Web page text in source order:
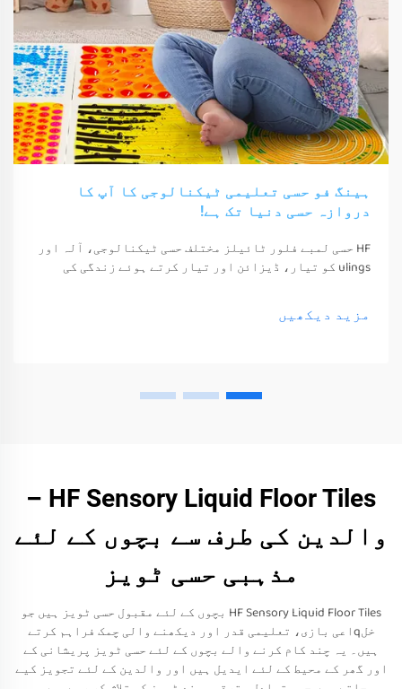
ہینگ فو حسی تعلیمی ٹیکنالوجی کا آپ کا
دروازہ حسی دنیا تک ہے!
HF حسی لمبے فلور ٹائیلز مختلف حسی ٹیکنالوجی، آلہ اور
ulings کو تیار، ڈیزائن اور تیار کرتے ہوئے زندگی کی
مزید دیکھیں
HF Sensory Liquid Floor Tiles –
والدین کی طرف سے بچوں کے لئے
مذہبی حسی ٹویز
HF Sensory Liquid Floor Tiles بچوں کے لئے مقبول حسی ٹویز ہیں جو
خلqاعی بازی، تعلیمی قدر اور دیکھنے والی چمک فراہم کرتے
ہیں۔ یہ چند کام کرنے والے بچوں کے لئے حسی ٹویز پریشانی کے
اور گھر کے محیط کے لئے ایدیل ہیں اور والدین کے لئے تجویز کیے